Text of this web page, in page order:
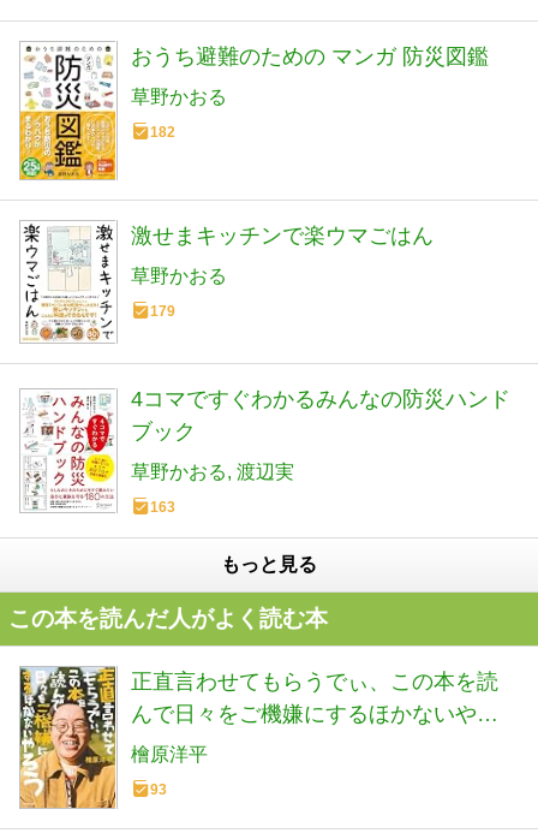
おうち避難のための マンガ 防災図鑑
草野かおる
182
激せまキッチンで楽ウマごはん
草野かおる
179
4コマですぐわかるみんなの防災ハンド
ブック
草野かおる 渡辺実
163
もっと見る
この本を読んだ人がよく読む本
正直言わせてもらうでぃ、この本を読
んで日々をご機嫌にするほかないやろ
う
檜原洋平
93